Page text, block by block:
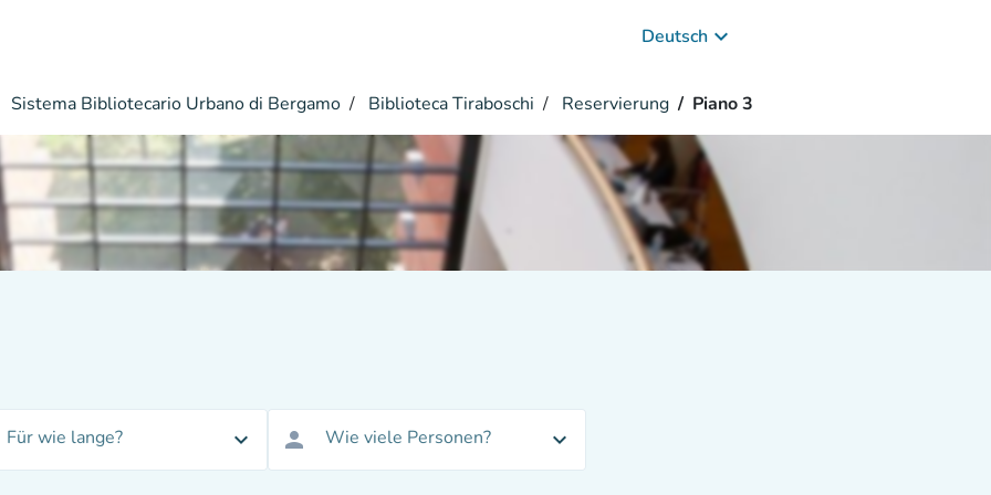
Deutsch keyboard_arrow_down
Sistema Bibliotecario Urbano di Bergamo Biblioteca Tiraboschi Reservierung Piano 3
Für wie lange? expand_more person Wie viele Personen? expand_more